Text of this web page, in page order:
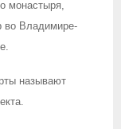
монастыря,
во Владимире-
называют